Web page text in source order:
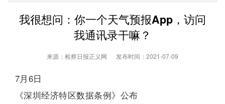
我很想问：你一个天气预报App，访问
我通讯录干嘛？
来源：检察日报正义网 发布时间： 2021-07-09
7月6日
《深圳经济特区数据条例》公布